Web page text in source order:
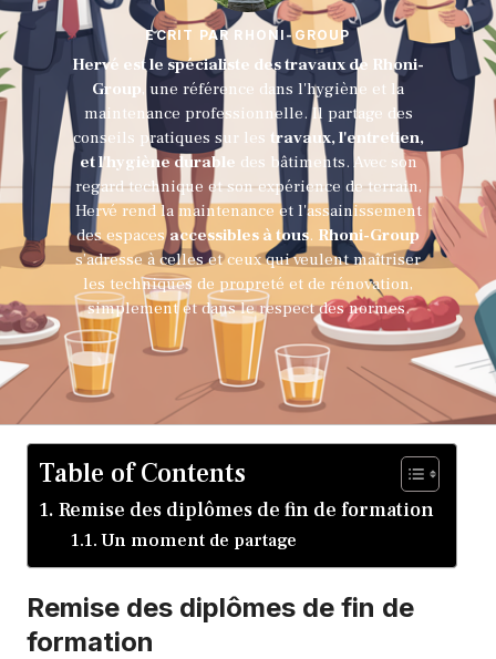
ECRIT PAR RHONI-GROUP
Hervé est le spécialiste des travaux de Rhoni-
Group, une référence dans l'hygiène et la
maintenance professionnelle. Il partage des
conseils pratiques sur les travaux, l'entretien,
et l'hygiène durable des bâtiments. Avec son
regard technique et son expérience de terrain,
Hervé rend la maintenance et l'assainissement
des espacesaccessibles à tous. Rhoni-Group
s’adresse à celles et ceux qui veulent maîtriser
les techniques de propreté et de rénovation,
simplement et dans le respect des normes.
Table of Contents
Remise des diplômes de fin de formation
Un moment de partage
Remise des diplômes de fin de
formation